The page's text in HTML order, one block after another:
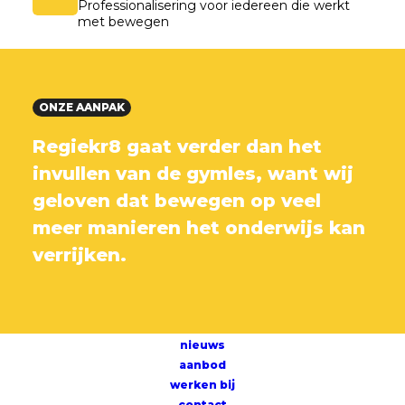
Professionalisering voor iedereen die werkt
met bewegen
ONZE AANPAK
Regiekr8 gaat verder dan het
invullen van de gymles, want wij
geloven dat bewegen op veel
meer manieren het onderwijs kan
verrijken.
nieuws
aanbod
werken bij